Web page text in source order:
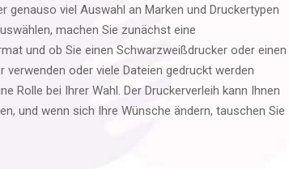
genauso viel Auswahl an Marken und Druckertypen
machen Sie zunächst eine
und ob Sie einen Schwarzweißdrucker oder einen
verwenden oder viele Dateien gedruckt werden
Rolle bei Ihrer Wahl. Der Druckerverleih kann Ihnen
und wenn sich Ihre Wünsche ändern, tauschen Sie